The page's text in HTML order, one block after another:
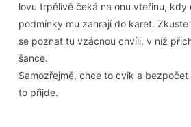
lovu trpělivě čeká na onu vteřinu, kdy
podmínky mu zahrají do karet.
se poznat tu vzácnou chvíli, v níž
šance.
Samozřejmě, chce to cvik a bezpočet
to přijde.